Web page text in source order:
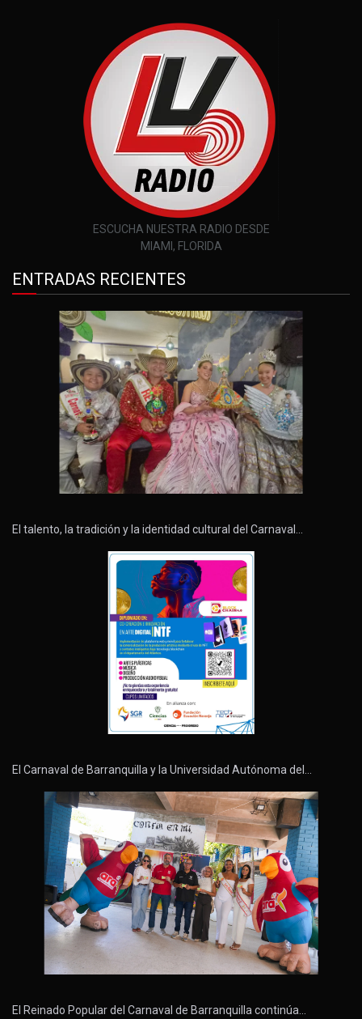
ESCUCHA NUESTRA RADIO DESDE
MIAMI, FLORIDA
ENTRADAS RECIENTES
El talento, la tradición y la identidad cultural del Carnaval…
El Carnaval de Barranquilla y la Universidad Autónoma del…
El Reinado Popular del Carnaval de Barranquilla continúa…